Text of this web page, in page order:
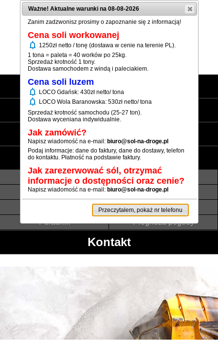
(+48) 12 333 73 21
Strona główna
Sól workowana
Sól luzem
Informacje
Transport luzem
Termin realizacji
Płatność
Atesty i referencje
Poradnik
Prognoza pogody
Kontakt
Ważne! Aktualne warunki na 08-08-2026
Zanim zadzwonisz prosimy o zapoznanie się z informacją!
Cena soli workowanej
notifications 1250zł netto / tonę (dostawa w cenie na terenie PL).
1 tona = paleta = 40 worków po 25kg.
Sprzedaż krotność 1 tony.
Dostawa samochodem z windą i paleciakiem.
Cena soli luzem
notifications LOCO Gdańsk: 430zł netto/ tona
notifications LOCO Wola Baranowska: 530zł netto/ tona
Sprzedaż krotność samochodu (25-27 ton).
Dostawa wyceniana indywidualnie.
Jak zamówić?
Napisz wiadomość na e-mail: biuro@sol-na-droge.pl
Podaj informacje: dane do faktury, dane do dostawy, telefon
do kontaktu. Płatność na podstawie faktury.
Jak zarezerwować sól, otrzymać
informacje o dostępności oraz cenie?
Napisz wiadomość na e-mail: biuro@sol-na-droge.pl
Przeczytałem, pokaż nr telefonu